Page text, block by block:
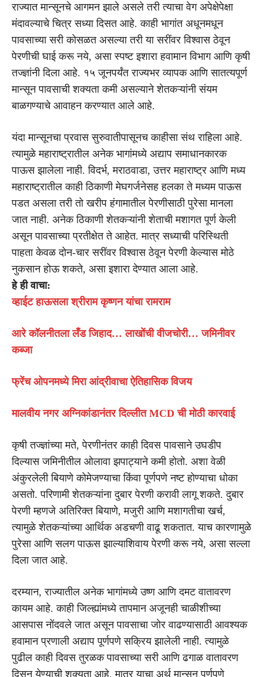
राज्यात मान्सूनचे आगमन झाले असले तरी त्याचा वेग अपेक्षेपेक्षा
मंदावल्याचे चित्र सध्या दिसत आहे. काही भागांत अधूनमधून
पावसाच्या सरी कोसळत असल्या तरी या सरींवर विश्वास ठेवून
पेरणीची घाई करू नये, असा स्पष्ट इशारा हवामान विभाग आणि कृषी
तज्ज्ञांनी दिला आहे. १५ जूनपर्यंत राज्यभर व्यापक आणि सातत्यपूर्ण
मान्सून पावसाची शक्यता कमी असल्याने शेतकऱ्यांनी संयम
बाळगण्याचे आवाहन करण्यात आले आहे.
यंदा मान्सूनचा प्रवास सुरुवातीपासूनच काहीसा संथ राहिला आहे.
त्यामुळे महाराष्ट्रातील अनेक भागांमध्ये अद्याप समाधानकारक
पाऊस झालेला नाही. विदर्भ, मराठवाडा, उत्तर महाराष्ट्र आणि मध्य
महाराष्ट्रातील काही ठिकाणी मेघगर्जनेसह हलका ते मध्यम पाऊस
पडत असला तरी तो खरीप हंगामातील पेरणीसाठी पुरेसा मानला
जात नाही. अनेक ठिकाणी शेतकऱ्यांनी शेताची मशागत पूर्ण केली
असून पावसाच्या प्रतीक्षेत ते आहेत. मात्र सध्याची परिस्थिती
पाहता केवळ दोन-चार सरींवर विश्वास ठेवून पेरणी केल्यास मोठे
नुकसान होऊ शकते, असा इशारा देण्यात आला आहे.
हे ही वाचा:
व्हाईट हाऊसला श्रीराम कृष्णन यांचा रामराम
आरे कॉलनीतला लँड जिहाद… लाखोंची वीजचोरी… जमिनीवर
कब्जा
फ्रेंच ओपनमध्ये मिरा आंद्रीवाचा ऐतिहासिक विजय
मालवीय नगर अग्निकांडानंतर दिल्लीत MCD ची मोठी कारवाई
कृषी तज्ज्ञांच्या मते, पेरणीनंतर काही दिवस पावसाने उघडीप
दिल्यास जमिनीतील ओलावा झपाट्याने कमी होतो. अशा वेळी
अंकुरलेली बियाणे कोमेजण्याचा किंवा पूर्णपणे नष्ट होण्याचा धोका
असतो. परिणामी शेतकऱ्यांना दुबार पेरणी करावी लागू शकते. दुबार
पेरणी म्हणजे अतिरिक्त बियाणे, मजुरी आणि मशागतीचा खर्च,
त्यामुळे शेतकऱ्यांच्या आर्थिक अडचणी वाढू शकतात. याच कारणामुळे
पुरेसा आणि सलग पाऊस झाल्याशिवाय पेरणी करू नये, असा सल्ला
दिला जात आहे.
दरम्यान, राज्यातील अनेक भागांमध्ये उष्ण आणि दमट वातावरण
कायम आहे. काही जिल्ह्यांमध्ये तापमान अजूनही चाळीशीच्या
आसपास नोंदवले जात असून पावसाचा जोर वाढण्यासाठी आवश्यक
हवामान प्रणाली अद्याप पूर्णपणे सक्रिय झालेली नाही. त्यामुळे
पुढील काही दिवस तुरळक पावसाच्या सरी आणि ढगाळ वातावरण
दिसून येण्याची शक्यता आहे. मात्र याचा अर्थ मान्सून पूर्णपणे